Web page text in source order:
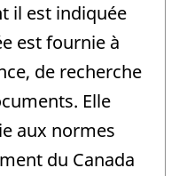
il est indiquée
est fournie à
de recherche
Elle
aux normes
du Canada